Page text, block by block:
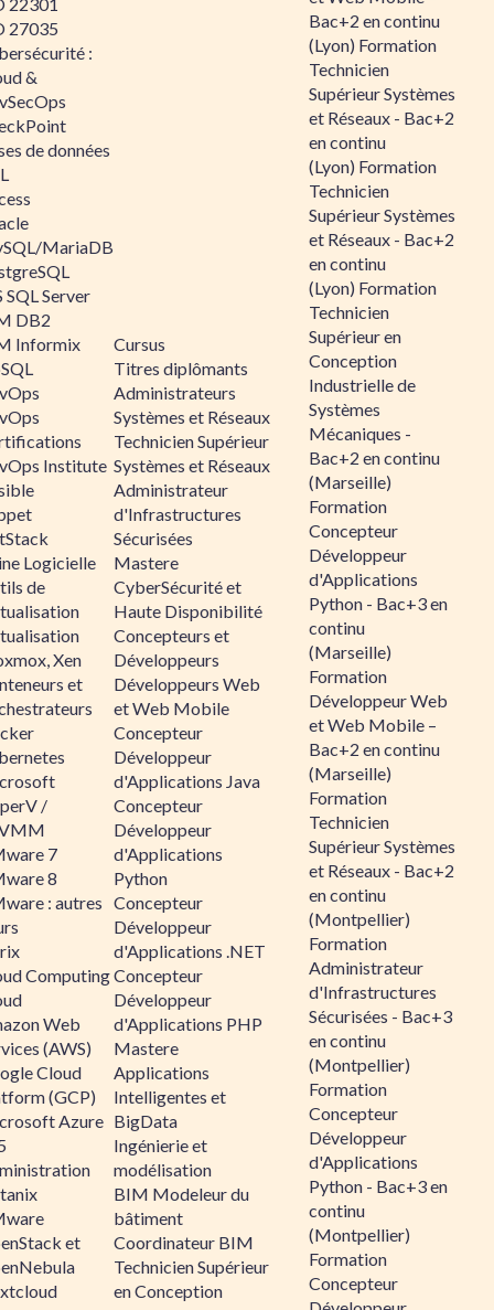
27035
:
&
de données
MariaDB
SQL Server
DB2
Informix
Institute
Logicielle
de
Xen
et
/
7
8
: autres
Computing
Web
(AWS)
Cloud
(GCP)
Azure
et
Cursus
Titres diplômants
Administrateurs
Systèmes et Réseaux
Technicien Supérieur
Systèmes et Réseaux
Administrateur
d'Infrastructures
Sécurisées
Mastere
CyberSécurité et
Haute Disponibilité
Concepteurs et
Développeurs
Développeurs Web
et Web Mobile
Concepteur
Développeur
d'Applications Java
Concepteur
Développeur
d'Applications
Python
Concepteur
Développeur
d'Applications .NET
Concepteur
Développeur
d'Applications PHP
Mastere
Applications
Intelligentes et
BigData
Ingénierie et
modélisation
BIM Modeleur du
bâtiment
Coordinateur BIM
Technicien Supérieur
en Conception
Bac+2 en continu
(Lyon) Formation
Technicien
Supérieur Systèmes
et Réseaux - Bac+2
en continu
(Lyon) Formation
Technicien
Supérieur Systèmes
et Réseaux - Bac+2
en continu
(Lyon) Formation
Technicien
Supérieur en
Conception
Industrielle de
Systèmes
Mécaniques -
Bac+2 en continu
(Marseille)
Formation
Concepteur
Développeur
d'Applications
Python - Bac+3 en
continu
(Marseille)
Formation
Développeur Web
et Web Mobile –
Bac+2 en continu
(Marseille)
Formation
Technicien
Supérieur Systèmes
et Réseaux - Bac+2
en continu
(Montpellier)
Formation
Administrateur
d'Infrastructures
Sécurisées - Bac+3
en continu
(Montpellier)
Formation
Concepteur
Développeur
d'Applications
Python - Bac+3 en
continu
(Montpellier)
Formation
Concepteur